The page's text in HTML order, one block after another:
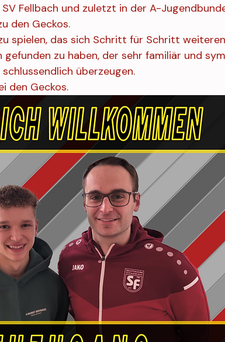
Fellbach und zuletzt in der A-
den Geckos.
spielen, das sich Schritt für Schritt
gefunden zu haben, der sehr familiär und
überzeugen.
den Geckos.